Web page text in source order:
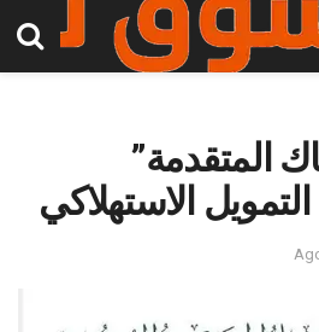
المتقدمة”
الاستهلاكي